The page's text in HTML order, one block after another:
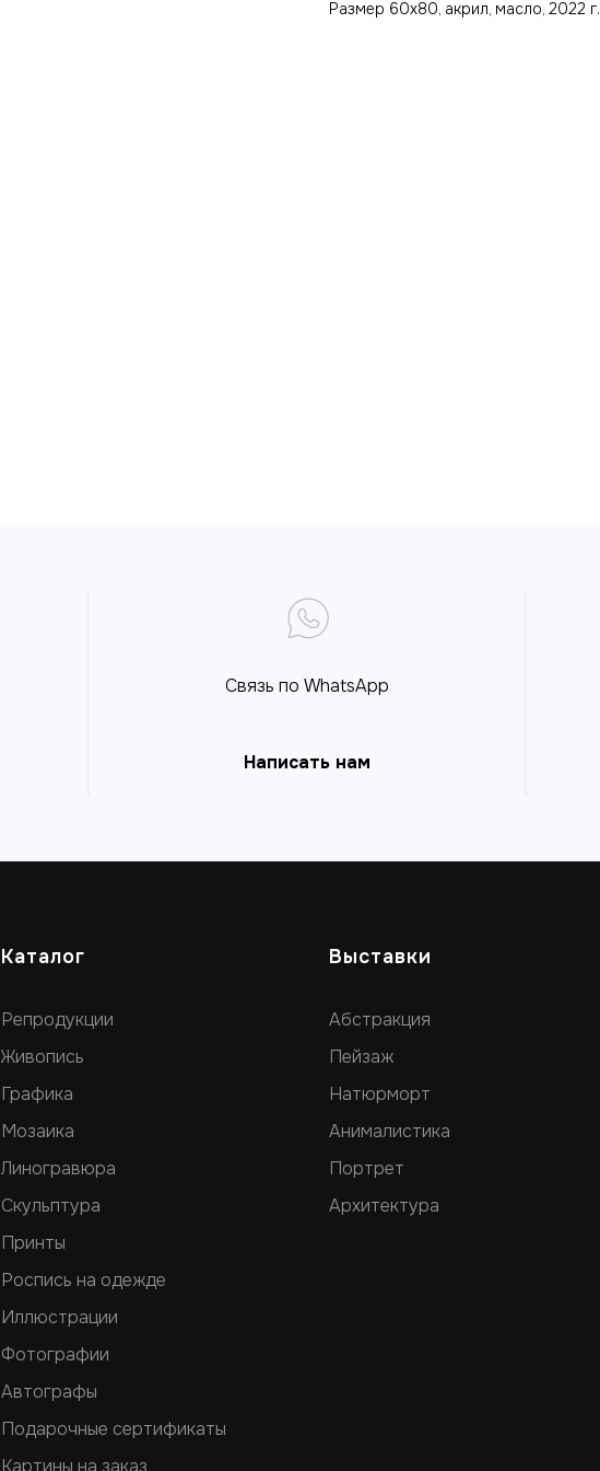
Размер 60х80, акрил, масло, 2022 г.
Связь по WhatsApp
Написать нам
Каталог
Репродукции
Живопись
Графика
Мозаика
Линогравюра
Скульптура
Принты
Роспись на одежде
Иллюстрации
Фотографии
Автографы
Подарочные сертификаты
Картины на заказ
Выставки
Абстракция
Пейзаж
Натюрморт
Анималистика
Портрет
Архитектура